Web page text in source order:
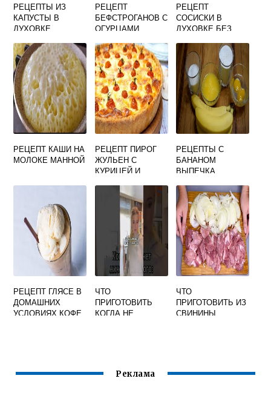
РЕЦЕПТЫ ИЗ
КАПУСТЫ В
ДУХОВКЕ
РЕЦЕПТ
БЕФСТРОГАНОВ С
ОГУРЦАМИ
РЕЦЕПТ
СОСИСКИ В
ДУХОВКЕ БЕЗ
РЕЦЕПТ КАШИ НА
МОЛОКЕ МАННОЙ
РЕЦЕПТ ПИРОГ
ЖУЛЬЕН С
КУРИЦЕЙ И
РЕЦЕПТЫ С
БАНАНОМ
ВЫПЕЧКА
РЕЦЕПТ ГЛЯСЕ В
ДОМАШНИХ
УСЛОВИЯХ КОФЕ
ЧТО
ПРИГОТОВИТЬ
КОГДА НЕ
ЧТО
ПРИГОТОВИТЬ ИЗ
СВИНИНЫ
Реклама